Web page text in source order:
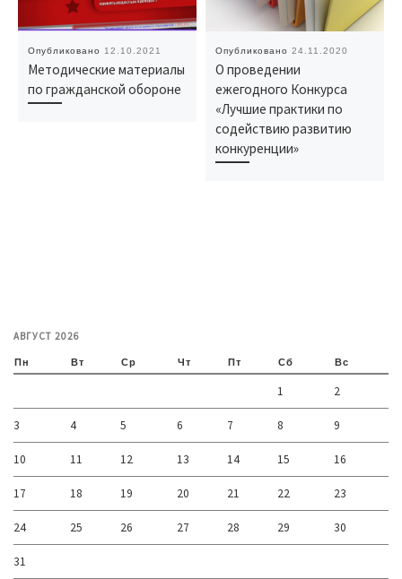
Опубликовано 12.10.2021
Методические материалы
по гражданской обороне
Опубликовано 24.11.2020
О проведении
ежегодного Конкурса
«Лучшие практики по
содействию развитию
конкуренции»
АВГУСТ 2026
Пн Вт Ср Чт Пт Сб Вс
1 2
3 4 5 6 7 8 9
10 11 12 13 14 15 16
17 18 19 20 21 22 23
24 25 26 27 28 29 30
31